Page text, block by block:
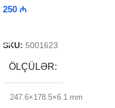
250 ₼
SKU: 5001623
ÖLÇÜLƏR
247.6×178.5×6.1 mm